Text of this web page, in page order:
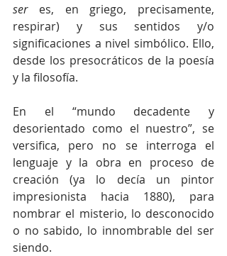
ser es, en griego, precisamente,
respirar) y sus sentidos y/o
significaciones a nivel simbólico. Ello,
desde los presocráticos de la poesía
y la filosofía.
En el “mundo decadente y
desorientado como el nuestro”, se
versifica, pero no se interroga el
lenguaje y la obra en proceso de
creación (ya lo decía un pintor
impresionista hacia 1880), para
nombrar el misterio, lo desconocido
o no sabido, lo innombrable del ser
siendo.